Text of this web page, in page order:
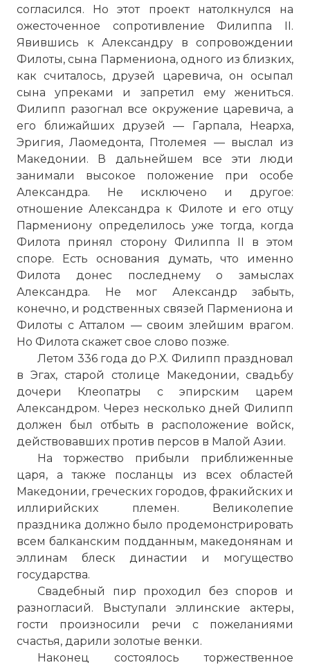
согласился. Но этот проект натолкнулся на
ожесточенное сопротивление Филиппа II.
Явившись к Александру в сопровождении
Филоты, сына Пармениона, одного из близких,
как считалось, друзей царевича, он осыпал
сына упреками и запретил ему жениться.
Филипп разогнал все окружение царевича, а
его ближайших друзей — Гарпала, Неарха,
Эригия, Лаомедонта, Птолемея — выслал из
Македонии. В дальнейшем все эти люди
занимали высокое положение при особе
Александра. Не исключено и другое:
отношение Александра к Филоте и его отцу
Пармениону определилось уже тогда, когда
Филота принял сторону Филиппа II в этом
споре. Есть основания думать, что именно
Филота донес последнему о замыслах
Александра. Не мог Александр забыть,
конечно, и родственных связей Пармениона и
Филоты с Атталом — своим злейшим врагом.
Но Филота скажет свое слово позже.
Летом 336 года до Р.Х. Филипп праздновал
в Эгах, старой столице Македонии, свадьбу
дочери Клеопатры с эпирским царем
Александром. Через несколько дней Филипп
должен был отбыть в расположение войск,
действовавших против персов в Малой Азии.
На торжество прибыли приближенные
царя, а также посланцы из всех областей
Македонии, греческих городов, фракийских и
иллирийских племен. Великолепие
праздника должно было продемонстрировать
всем балканским подданным, македонянам и
эллинам блеск династии и могущество
государства.
Свадебный пир проходил без споров и
разногласий. Выступали эллинские актеры,
гости произносили речи с пожеланиями
счастья, дарили золотые венки.
Наконец состоялось торжественное